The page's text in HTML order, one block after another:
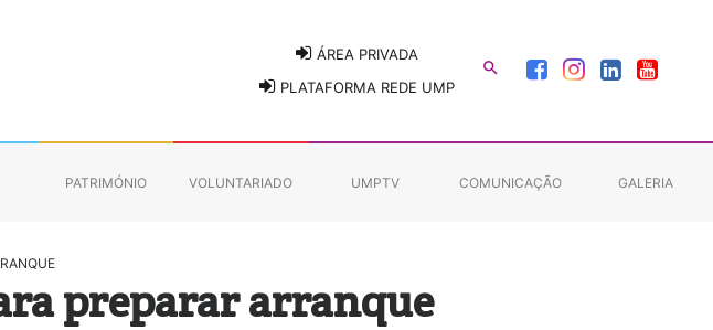
ÁREA PRIVADA
PLATAFORMA REDE UMP

PATRIMÓNIO VOLUNTARIADO UMPTV COMUNICAÇÃO GALERIA
preparar arranque